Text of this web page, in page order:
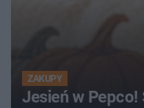
ZAKUPY
Jesień w